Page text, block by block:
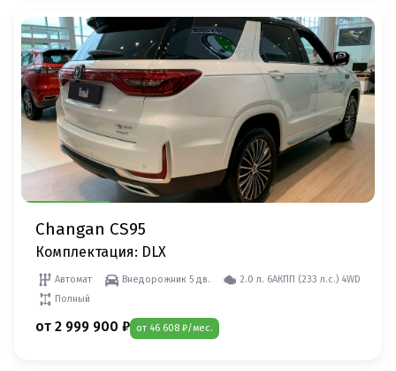
Changan CS95
Комплектация: DLX
Автомат Внедорожник 5 дв.
2.0 л. 6AКПП (233 л.c.) 4WD
Полный
от 2 999 900 ₽ от 46 608 ₽/мес.